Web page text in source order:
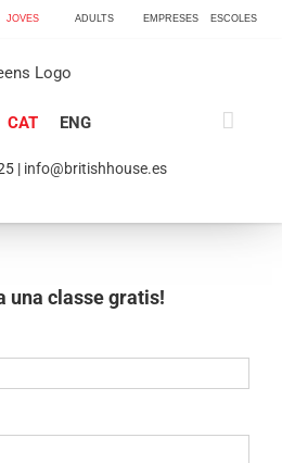
JOVES ADULTS EMPRESES ESCOLES
CAT ENG
| info@britishhouse.es
una classe gratis!